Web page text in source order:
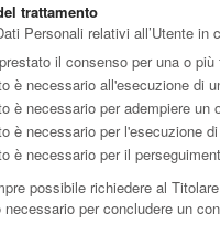
trattamento
Personali relativi all’Utente
il consenso per una o
è necessario all'esecuzione di
è necessario per adempiere
è necessario per l'esecuzione
è necessario per il
possibile richiedere al
per concludere un